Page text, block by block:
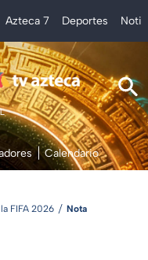
Azteca 7 Deportes
Calendario
FIFA 2026 Nota